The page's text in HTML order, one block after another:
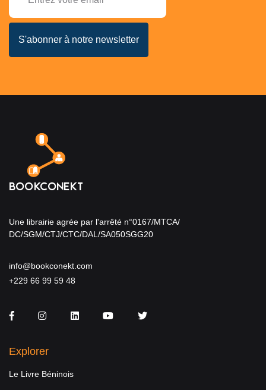
Une librairie agrée par l'arrêté n°0167/MTCA/
DC/SGM/CTJ/CTC/DAL/SA050SGG20
info@bookconekt.com
+229 66 99 59 48
FacebookInstagramLinkedInYou TubeTwitter
Explorer
Le Livre Béninois